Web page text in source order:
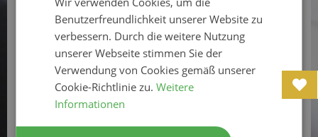
Selbstversorger
Frühstücksservice
Harlachberg Bodenmais
Stellen Sie sich vor, Sie sagen „Ja“ inmitten
einer atemberaubenden Naturlandschaft,
umgeben von majestätischen Bergen,
frischer Waldluft und malerischen
Panoramablicken – genau das erwartet Sie
auf der GutsAlm Harlachberg. Dieses
Benutzerfreundlichkeit unserer Website zu
verbessern. Durch die weitere Nutzung
unserer Webseite stimmen Sie der
Verwendung von Cookies gemäß unserer
Cookie-Richtlinie zu.Weitere
Informationen